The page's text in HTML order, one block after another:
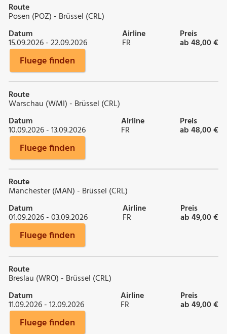
Route
Posen (POZ) - Brüssel (CRL)
Datum
15.09.2026 - 22.09.2026
Airline
FR
Preis
ab 48,00 €
Fluege finden
Route
Warschau (WMI) - Brüssel (CRL)
Datum
10.09.2026 - 13.09.2026
Airline
FR
Preis
ab 48,00 €
Fluege finden
Route
Manchester (MAN) - Brüssel (CRL)
Datum
01.09.2026 - 03.09.2026
Airline
FR
Preis
ab 49,00 €
Fluege finden
Route
Breslau (WRO) - Brüssel (CRL)
Datum
11.09.2026 - 12.09.2026
Airline
FR
Preis
ab 49,00 €
Fluege finden